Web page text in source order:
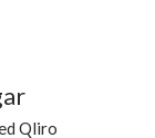
Qliro